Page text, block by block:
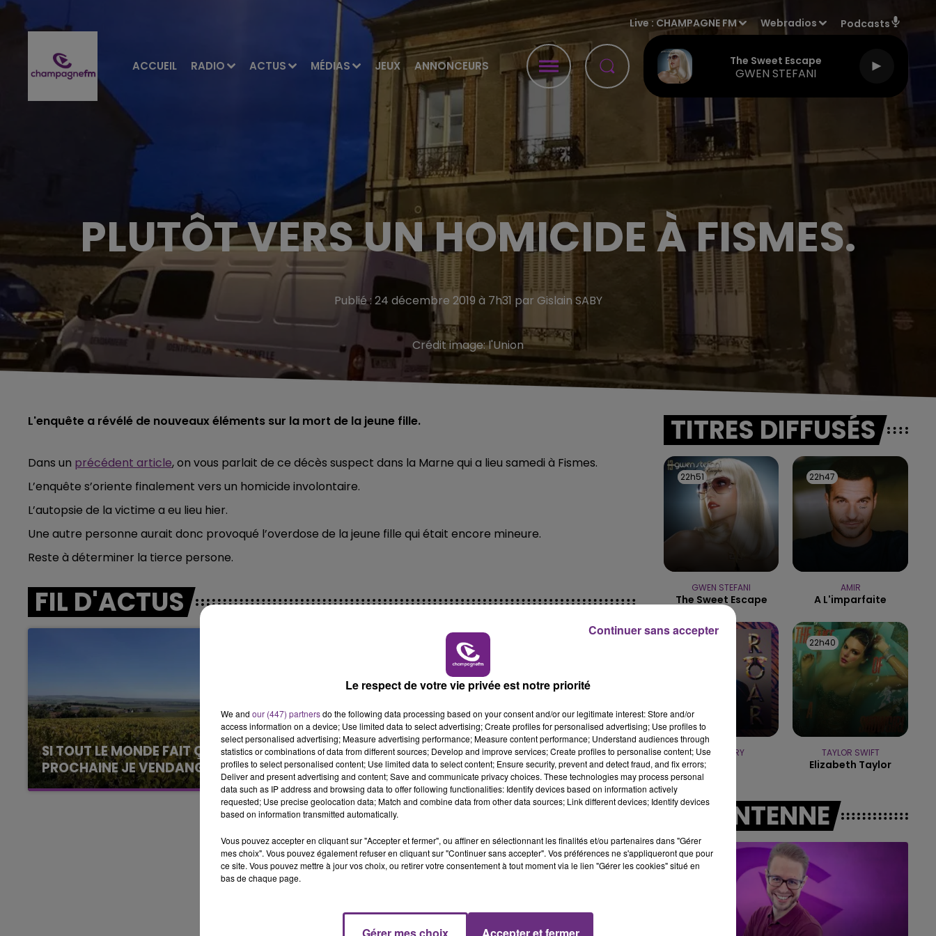
ACCUEIL RADIO ACTUS MÉDIAS JEUX ANNONCEURS
Live : CHAMPAGNE FM Webradios Podcasts
The Sweet Escape
GWEN STEFANI
10h00 - 14h00
LE TICKET DE CAISSE
14h00 - 15h00
LA RADIO POP
PLUTÔT VERS UN HOMICIDE À FISMES.
Publié : 24 décembre 2019 à 7h31 par Gislain SABY
Crédit image:l'Union
L'enquête a révélé de nouveaux éléments sur la mort de la jeune fille.
Dans un précédent article, on vous parlait de ce décès suspect dans la Marne qui a lieu samedi à Fismes.
L’enquête s’oriente finalement vers un homicide involontaire.
L’autopsie de la victime a eu lieu hier.
Une autre personne aurait donc provoqué l’overdose de la jeune fille qui était encore mineure.
Reste à déterminer la tierce persone.
FIL D'ACTUS
SI TOUT LE MONDE FAIT ÇA, MOI L'ANNÉE
PROCHAINE JE VENDANGE EN...
La vendange en Champagne a débuté ce jeudi
6 août dans la commune de Montgueux (Aube).
L'INSPECTION DU TRAVAIL RAPPELLE À
L'ORDRE SUR LES CONDITIONS DE...
Alors que les dates de début des vendange
2026 s'est avéré être plus précoce que prévu,
l'inspection du Travail en profite pour rappeler
les conditions de...
TITRES DIFFUSÉS
22h51
22h51
GWEN STEFANI
The Sweet Escape
22h47
22h47
AMIR
A L'imparfaite
KATY PERRY
22h40
22h40
TAYLOR SWIFT
Elizabeth Taylor
A L'ANTENNE
Le respect de votre vie privée est notre priorité
We and our (447) partnersdo the following data processing based on your consent and/or our legitimate interest: Store and/or
access information on a device; Use limited data to select advertising; Create profiles for personalised advertising; Use profiles to
select personalised advertising; Measure advertising performance; Measure content performance; Understand audiences through
statistics or combinations of data from different sources; Develop and improve services; Create profiles to personalise content; Use
profiles to select personalised content; Use limited data to select content; Ensure security, prevent and detect fraud, and fix errors;
Deliver and present advertising and content; Save and communicate privacy choices. These technologies may process personal
data such as IP address and browsing data to offer following functionalities: Identify devices based on information actively
requested; Use precise geolocation data; Match and combine data from other data sources; Link different devices; Identify devices
based on information transmitted automatically.
Vous pouvez accepter en cliquant sur "Accepter et fermer", ou affiner en sélectionnant les finalités et/ou partenaires dans "Gérer
mes choix". Vous pouvez également refuser en cliquant sur "Continuer sans accepter". Vos préférences ne s'appliqueront que pour
ce site. Vous pouvez mettre à jour vos choix, ou retirer votre consentement à tout moment via le lien "Gérer les cookies" situé en
bas de chaque page.
Continuer sans accepter